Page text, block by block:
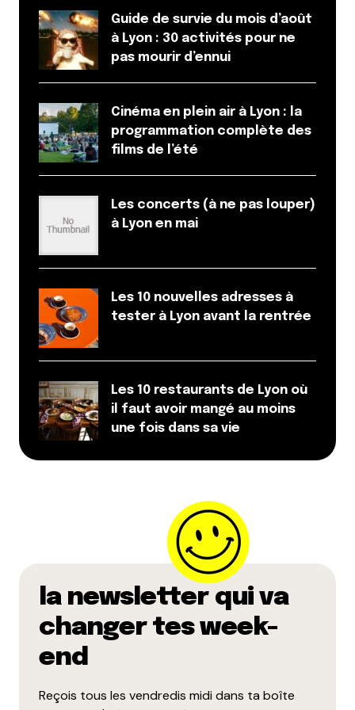
Et bim !
Guide de survie du mois d’août
à Lyon : 30 activités pour ne
pas mourir d’ennui
Cinéma en plein air à Lyon : la
programmation complète des
films de l’été
Les concerts (à ne pas louper)
à Lyon en mai
Les 10 nouvelles adresses à
tester à Lyon avant la rentrée
Les 10 restaurants de Lyon où
il faut avoir mangé au moins
une fois dans sa vie
la newsletter qui va
changer tes week-
end
Reçois tous les vendredis midi dans ta boîte